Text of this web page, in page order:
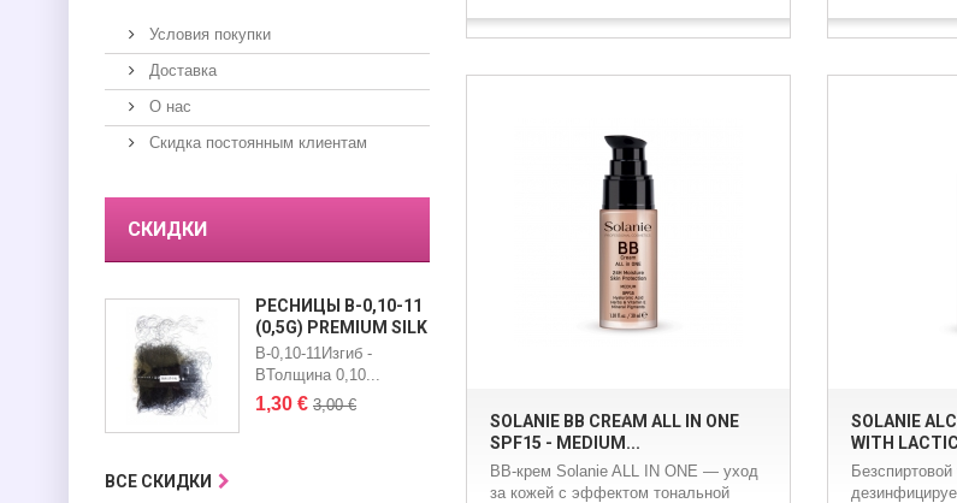
Условия покупки
Доставка
О нас
Скидка постоянным клиентам
СКИДКИ
РЕСНИЦЫ B-0,10-11
(0,5G) PREMIUM SILK
B-0,10-11Изгиб -
BТолщина 0,10...
1,30 € 3,00 €
ВСЕ СКИДКИ
SOLANIE BB CREAM ALL IN ONE
SPF15 - MEDIUM...
BB-крем Solanie ALL IN ONE — уход
за кожей с эффектом тональной
SOLANIE
WITH